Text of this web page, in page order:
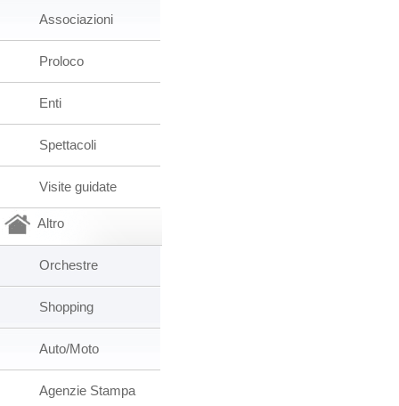
Associazioni
Proloco
Enti
Spettacoli
Visite guidate
Altro
Orchestre
Shopping
Auto/Moto
Agenzie Stampa